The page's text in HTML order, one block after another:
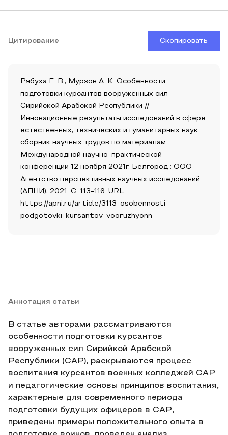
Цитирование Скопировать
Рябуха Е. В., Мурзов А. К. Особенности
подготовки курсантов вооружённых сил
Сирийской Арабской Республики //
Инновационные результаты исследований в сфере
естественных, технических и гуманитарных наук :
сборник научных трудов по материалам
Международной научно-практической
конференции 12 ноября 2021г. Белгород : ООО
Агентство перспективных научных исследований
(АПНИ), 2021. С. 113-116. URL:
https://apni.ru/article/3113-osobennosti-
podgotovki-kursantov-vooruzhyonn
Аннотация статьи
В статье авторами рассматриваются
особенности подготовки курсантов
вооруженных сил Сирийкой Арабской
Республики (САР), раскрываются процесс
воспитания курсантов военных колледжей САР
и педагогические основы принципов воспитания,
характерные для современного периода
подготовки будущих офицеров в САР,
приведены примеры положительного опыта в